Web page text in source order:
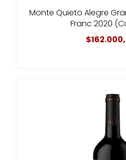
Monte Quieto Alegre
Franc 2020